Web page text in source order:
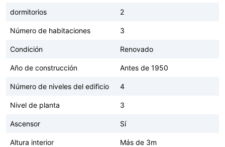
dormitorios 2
Número de habitaciones 3
Condición Renovado
Año de construcción Antes de 1950
Número de niveles del edificio 4
Nivel de planta 3
Ascensor Sí
Altura interior Más de 3m